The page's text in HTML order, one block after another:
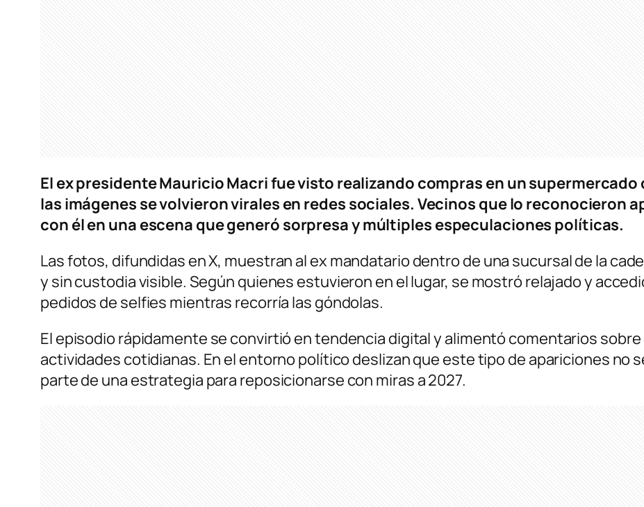
El ex presidente Mauricio Macri fue visto realizando compras en un
las imágenes se volvieron virales en redes sociales. Vecinos que lo reconocieron
con él en una escena que generó sorpresa y múltiples especulaciones políticas.
Las fotos, difundidas en X, muestran al ex mandatario dentro de una sucursal de la
y sin custodia visible. Según quienes estuvieron en el lugar, se mostró relajado y
pedidos de selfies mientras recorría las góndolas.
El episodio rápidamente se convirtió en tendencia digital y alimentó comentarios
actividades cotidianas. En el entorno político deslizan que este tipo de apariciones no
parte de una estrategia para reposicionarse con miras a 2027.